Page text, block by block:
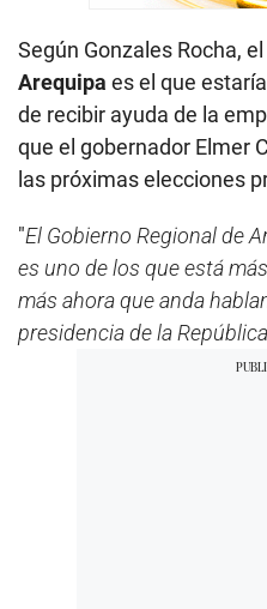
Según Gonzales Rocha, el
Arequipa es el que
de recibir ayuda de la
que el gobernador Elmer
las próximas elecciones
"El Gobierno Regional de
es uno de los que está
más ahora que anda
presidencia de la República